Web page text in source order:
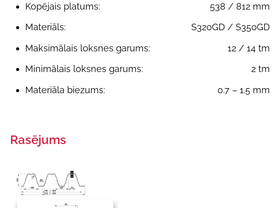
Kopējais platums:
538 / 812 mm
Materiāls:
S320GD / S350GD
Maksimālais loksnes garums:
12 / 14 tm
Minimālais loksnes garums:
2 tm
Materiāla biezums:
0.7 – 1.5 mm
Rasējums